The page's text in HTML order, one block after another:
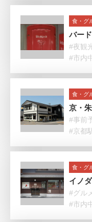
食・グ
バー
#夜観
#市内
食・グ
京・
#事前
#京都
食・グ
イノ
#グル
#市内